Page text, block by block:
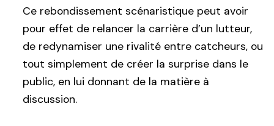
Ce rebondissement scénaristique peut avoir
pour effet de relancer la carrière d’un lutteur,
de redynamiser une rivalité entre catcheurs, ou
tout simplement de créer la surprise dans le
public, en lui donnant de la matière à
discussion.